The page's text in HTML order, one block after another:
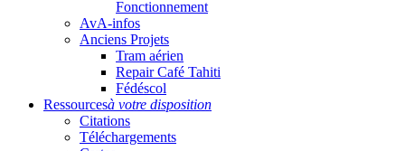
Fonctionnement
AvA-infos
Anciens Projets
Tram aérien
Repair Café Tahiti
Fédéscol
Ressourcesà votre disposition
Citations
Téléchargements